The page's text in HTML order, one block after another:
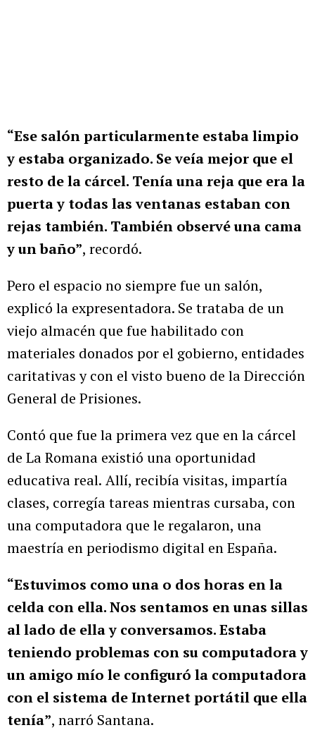
“Ese salón particularmente estaba limpio
y estaba organizado. Se veía mejor que el
resto de la cárcel. Tenía una reja que era la
puerta y todas las ventanas estaban con
rejas también. También observé una cama
y un baño”, recordó.
Pero el espacio no siempre fue un salón,
explicó la expresentadora. Se trataba de un
viejo almacén que fue habilitado con
materiales donados por el gobierno, entidades
caritativas y con el visto bueno de la Dirección
General de Prisiones.
Contó que fue la primera vez que en la cárcel
de La Romana existió una oportunidad
educativa real. Allí, recibía visitas, impartía
clases, corregía tareas mientras cursaba, con
una computadora que le regalaron, una
maestría en periodismo digital en España.
“Estuvimos como una o dos horas en la
celda con ella. Nos sentamos en unas sillas
al lado de ella y conversamos. Estaba
teniendo problemas con su computadora y
un amigo mío le configuró la computadora
con el sistema de Internet portátil que ella
tenía”, narró Santana.